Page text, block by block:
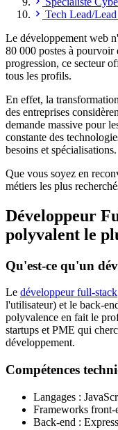
Tech Lead/
Le développement web
80 000 postes à pourvoir
progression, ce secteur
tous les profils.
En effet, la
des entreprises
demande massive pour
constante des
besoins et spécialisations.
Que vous soyez en
métiers les plus
Développeur
polyvalent le
Qu'est-ce qu'un
Le développeur full-stack
l'utilisateur) et le back-
polyvalence en fait le
startups et PME qui
développement.
Compétences
Langages :
Frameworks
Back-end :